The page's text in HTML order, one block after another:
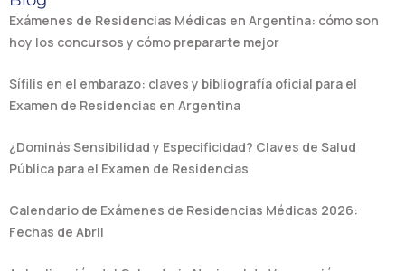
Exámenes de Residencias Médicas en Argentina: cómo son
hoy los concursos y cómo prepararte mejor
Sífilis en el embarazo: claves y bibliografía oficial para el
Examen de Residencias en Argentina
¿Dominás Sensibilidad y Especificidad? Claves de Salud
Pública para el Examen de Residencias
Calendario de Exámenes de Residencias Médicas 2026:
Fechas de Abril